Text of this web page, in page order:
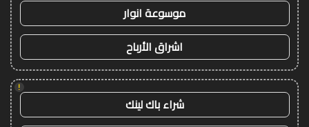
موسوعة انوار
اشراق الأرباح
!
شراء باك لينك